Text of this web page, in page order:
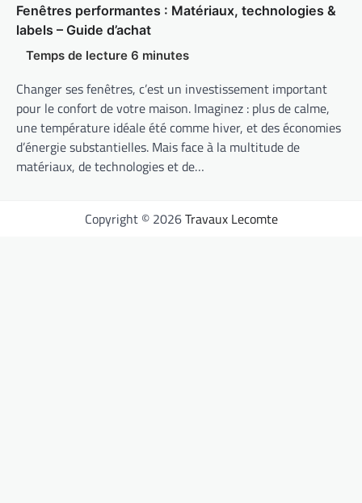
Fenêtres performantes : Matériaux, technologies &
labels – Guide d’achat
Changer ses fenêtres, c’est un investissement important
pour le confort de votre maison. Imaginez : plus de calme,
une température idéale été comme hiver, et des économies
d’énergie substantielles. Mais face à la multitude de
matériaux, de technologies et de…
Copyright © 2026Travaux Lecomte